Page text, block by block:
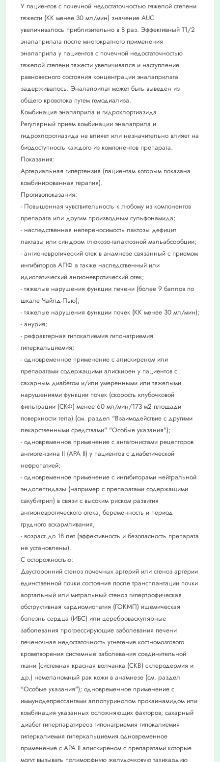
У пациентов с почечной недостаточностью тяжелой степени
тяжести (КК менее 30 мл/мин) значение AUC
увеличивалось приблизительно в 8 раз. Эффективный Т1/2
эналаприлата после многократного применения
эналаприла у пациентов с почечной недостаточностью
тяжелой степени тяжести увеличивался и наступление
равновесного состояния концентрации эналаприлата
задерживалось. Эналаприлат может быть выведен из
общего кровотока путем гемодиализа.
Комбинация эналаприла и гидрохлортиазида
Регулярный прием комбинации эналаприла и
гидрохлоротиазида не влияет или незначительно влияет на
биодоступность каждого из компонентов препарата.
Показания:
Артериальная гипертензия (пациентам которым показана
комбинированная терапия).
Противопоказания:
- Повышенная чувствительность к любому из компонентов
препарата или другим производным сульфонамида;
- наследственная непереносимость лактозы дефицит
лактазы или синдром глюкозо-галактозной мальабсорбции;
- ангионевротический отек в анамнезе связанный с приемом
ингибиторов АПФ а также наследственный или
идиопатический ангионевротический отек;
- тяжелые нарушения функции печени (более 9 баллов по
шкале Чайлд-Пью);
- тяжелые нарушения функции почек (КК менее 30 мл/мин);
- анурия;
- рефрактерная гипокалиемия гипонатриемия
гиперкальциемия;
- одновременное применение с алискиреном или
препаратами содержащими алискирен у пациентов с
сахарным диабетом и/или умеренными или тяжелыми
нарушениями функции почек (скорость клубочковой
фильтрации (СКФ) менее 60 мл/мин/173 м2 площади
поверхности тела) (см. раздел "Взаимодействие с другими
лекарственными средствами" "Особые указания");
- одновременное применение с антагонистами рецепторов
ангиотензина II (АРА II) у пациентов с диабетической
нефропатией;
- одновременное применение с ингибиторами нейтральной
эндопептидазы (например с препаратами содержащими
сакубитрил) в связи с высоким риском развития
ангионевротического отека; беременность и период
грудного вскармливания;
- возраст до 18 лет (эффективность и безопасность препарата
не установлены).
С осторожностью:
Двусторонний стеноз почечных артерий или стеноз артерии
единственной почки состояния после трансплантации почки
аортальный или митральный стеноз гипертрофическая
обструктивная кардиомиопатия (ГОКМП) ишемическая
болезнь сердца (ИБС) или цереброваскулярные
заболевания прогрессирующие заболевания печени
печеночная недостаточность угнетение костномозгового
кроветворения системные заболевания соединительной
ткани (системная красная волчанка (СКВ) склеродермия и
др.) немеланомный рак кожи в анамнезе (см. раздел
"Особые указания"); одновременное применение с
иммунодепрессантами аллопуринолом прокаинамидом или
комбинация указанных осложняющих факторов; сахарный
диабет гиперпаратиреоз гипонатриемия гипокалиемия
гиперкалиемия гиперкальциемия одновременное
применение с АРА II алискиреном с препаратами которые
могут вызывать полиморфную желудочковую тахикардию